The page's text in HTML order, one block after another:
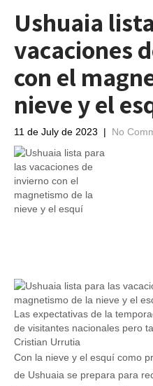
Ushuaia
vacaciones
con el
nieve y el
11 de July de 2023 | No
Las expectativas de la
de visitantes nacionales pero
Cristian Urrutia
Con la nieve y el esquí como
de Ushuaia se prepara para